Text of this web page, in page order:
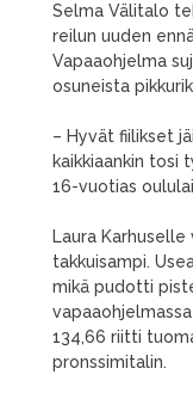
Selma Välitalo
reilun uuden
Vapaaohjelma
osuneista
– Hyvät fiilikset
kaikkiaankin tosi
16-vuotias
Laura
takkuisampi.
mikä pudotti
134,66 riitti
pronssimitalin.